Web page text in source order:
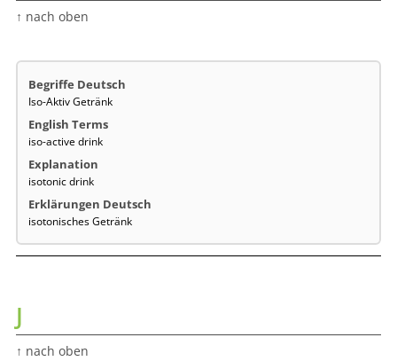
↑ nach oben
Iso-Aktiv Getränk
iso-active drink
isotonic drink
isotonisches Getränk
J
↑ nach oben